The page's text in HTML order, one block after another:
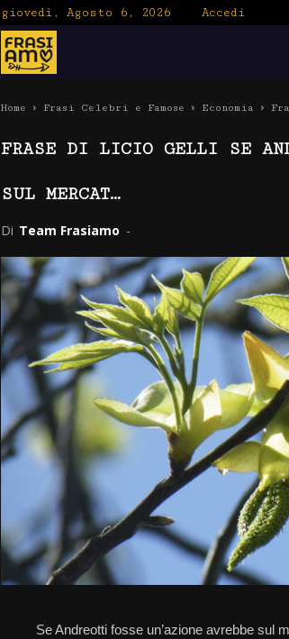
giovedì, Agosto 6, 2026 Accedi
Home Frasi Celebri e Famose Economia
FRASE DI LICIO GELLI SE
SUL MERCAT…
Di Team Frasiamo -
Se Andreotti fosse un’azione avrebbe sul